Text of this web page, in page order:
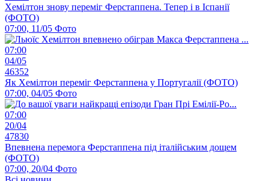
Хемілтон знову переміг Ферстаппена. Тепер і в Іспанії
(ФОТО)
07:00, 11/05 Фото
07:00
04/05
46352
Як Хемілтон переміг Ферстаппена у Португалії (ФОТО)
07:00, 04/05 Фото
07:00
20/04
47830
Впевнена перемога Ферстаппена під італійським дощем
(ФОТО)
07:00, 20/04 Фото